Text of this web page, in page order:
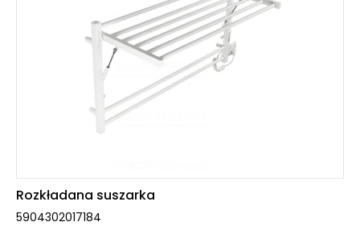
Rozkładana suszarka
5904302017184